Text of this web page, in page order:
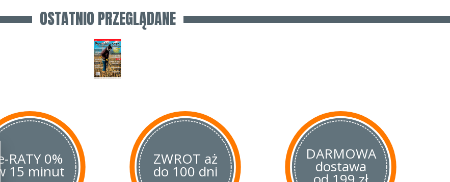
ekwipunku wyprawowego i innego sprzętu eksploracyjnego.
• Recenzje książek, programów i filmów o tematyce podróżniczej,
historycznej i eksploracyjnej.
OSTATNIO PRZEGLĄDANE
e-RATY 0%
w 15 minut
ZWROT aż
do 100 dni
DARMOWA
dostawa